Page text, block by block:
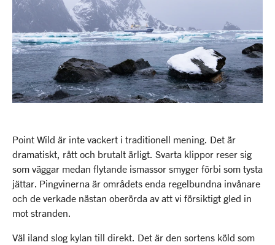
Point Wild är inte vackert i traditionell mening. Det är
dramatiskt, rått och brutalt ärligt. Svarta klippor reser sig
som väggar medan flytande ismassor smyger förbi som tysta
jättar. Pingvinerna är områdets enda regelbundna invånare
och de verkade nästan oberörda av att vi försiktigt gled in
mot stranden.
Väl iland slog kylan till direkt. Det är den sortens köld som